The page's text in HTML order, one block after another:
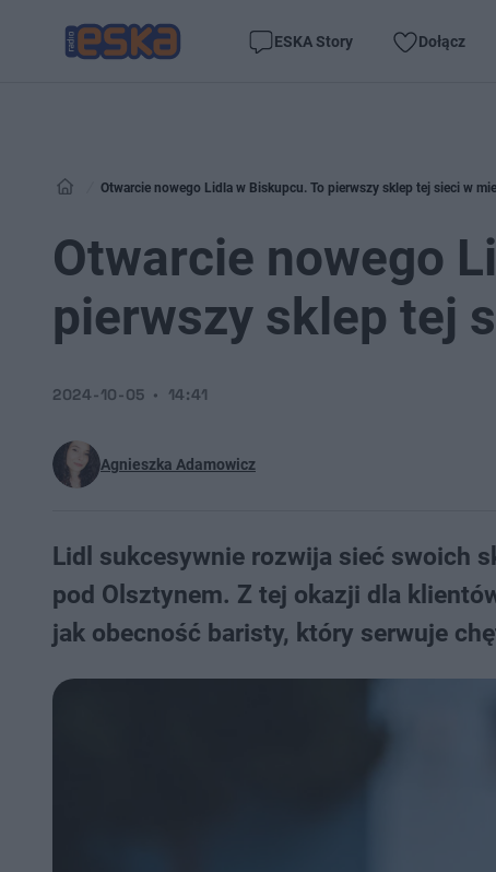
ESKA Story Dołącz
Otwarcie nowego Lidla w Biskupcu. To pierwszy sklep tej sieci w
Otwarcie nowego
pierwszy sklep tej
Agnieszka Adamowicz
2024-10-05 14:41
Lidl sukcesywnie rozwija sieć swoich
pod Olsztynem. Z tej okazji dla
jak obecność baristy, który serwuje